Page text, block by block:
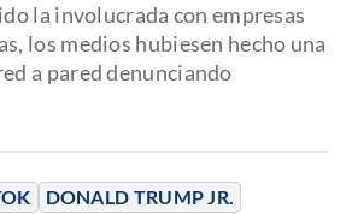
DONALD TRUMP JR.
la involucrada con empresas
los medios hubiesen hecho una
a pared denunciando